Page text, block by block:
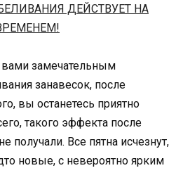
замечательным
занавесок, после
вы останетесь приятно
такого эффекта после
получали. Все пятна исчезнут,
новые, с невероятно ярким